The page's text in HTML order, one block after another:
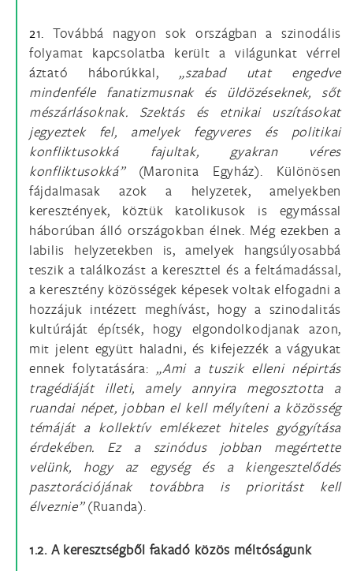
21. Továbbá nagyon sok országban a szinodális
folyamat kapcsolatba került a világunkat vérrel
áztató háborúkkal, „szabad utat engedve
mindenféle fanatizmusnak és üldözéseknek, sőt
mészárlásoknak. Szektás és etnikai uszításokat
jegyeztek fel, amelyek fegyveres és politikai
konfliktusokká fajultak, gyakran véres
konfliktusokká”(Maronita Egyház). Különösen
fájdalmasak azok a helyzetek, amelyekben
keresztények, köztük katolikusok is egymással
háborúban álló országokban élnek. Még ezekben a
labilis helyzetekben is, amelyek hangsúlyosabbá
teszik a találkozást a kereszttel és a feltámadással,
a keresztény közösségek képesek voltak elfogadni a
hozzájuk intézett meghívást, hogy a szinodalitás
kultúráját építsék, hogy elgondolkodjanak azon,
mit jelent együtt haladni, és kifejezzék a vágyukat
ennek folytatására: „Ami a tuszik elleni népirtás
tragédiáját illeti, amely annyira megosztotta a
ruandai népet, jobban el kell mélyíteni a közösség
témáját a kollektív emlékezet hiteles gyógyítása
érdekében. Ez a szinódus jobban megértette
velünk, hogy az egység és a kiengesztelődés
pasztorációjának továbbra is prioritást kell
élveznie”(Ruanda).
1.2. A keresztségből fakadó közös méltóságunk